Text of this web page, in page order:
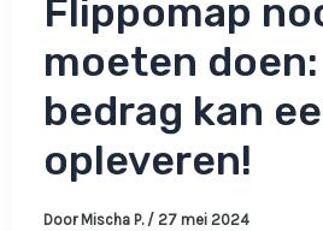
Flippomap
moeten
bedrag kan
opleveren!
Door Mischa P. / 27 mei 2024